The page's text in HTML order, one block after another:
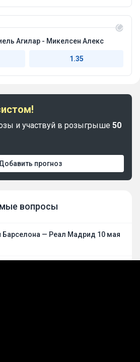
Агилар - Микелсен Алекс
1.35
и участвуй в розыгрыше 50
прогноз
вопросы
Барселона — Реал Мадрид 10 мая